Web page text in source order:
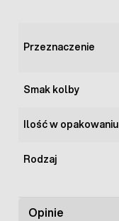
Przeznaczenie
Smak kolby
Ilość w opakowaniu
Rodzaj
Opinie